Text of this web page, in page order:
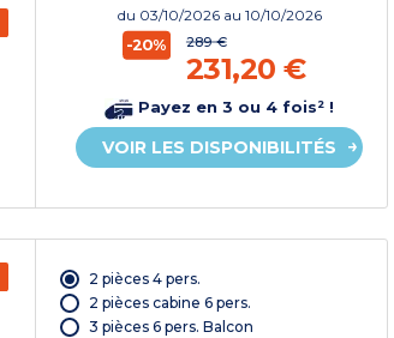
du 03/10/2026 au 10/10/2026
-20% 289 €
231,20 €
Payez en 3 ou 4 fois² !
VOIR LES DISPONIBILITÉS
2 pièces 4 pers.
2 pièces cabine 6 pers.
3 pièces 6 pers. Balcon